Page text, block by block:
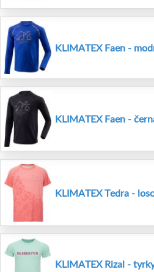
KLIMATEX Faen -
KLIMATEX Faen -
KLIMATEX Tedra -
KLIMATEX Rizal -